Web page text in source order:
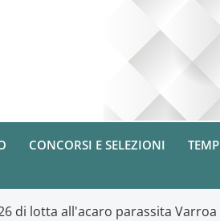
CONCORSI E SELEZIONI
di lotta all'acaro parassita Varroa